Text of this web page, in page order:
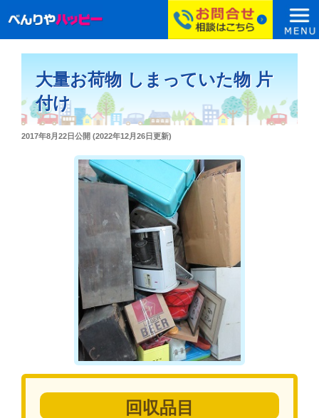
大量お荷物 しまっていた物 片
付け
投
2017年8月22日公開 (2022年12月26日更新)
回収品目